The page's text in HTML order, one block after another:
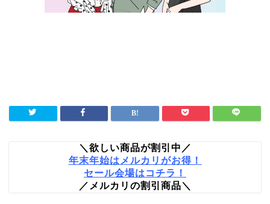
＼欲しい商品が割引中／
年末年始はメルカリがお得！
セール会場はコチラ！
／メルカリの割引商品＼